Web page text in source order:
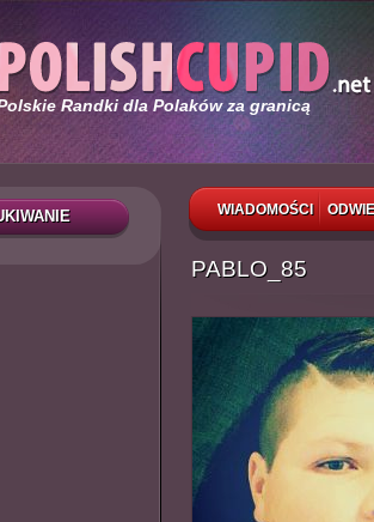
Randki dla Polaków za granicą
WIADOMOŚCI
PABLO_85